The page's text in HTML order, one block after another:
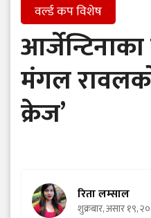
वर्ल्ड कप विशेष
मंगल
क्रेज’
रिता लम्साल
शुक्रबार, असार १९,